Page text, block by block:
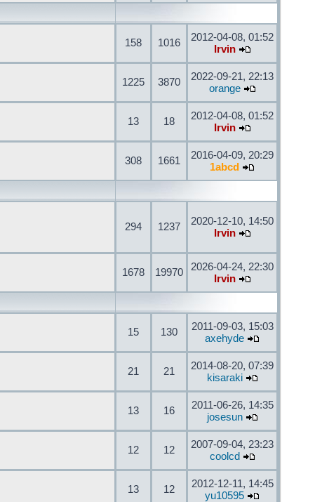
158 1016
2012-04-08, 01:52
Irvin
1225 3870
2022-09-21, 22:13
orange
13 18
2012-04-08, 01:52
Irvin
308 1661
2016-04-09, 20:29
1abcd
294 1237
2020-12-10, 14:50
Irvin
1678 19970
2026-04-24, 22:30
Irvin
15 130
2011-09-03, 15:03
axehyde
21 21
2014-08-20, 07:39
kisaraki
13 16
2011-06-26, 14:35
josesun
12 12
2007-09-04, 23:23
coolcd
13 12
2012-12-11, 14:45
yu10595